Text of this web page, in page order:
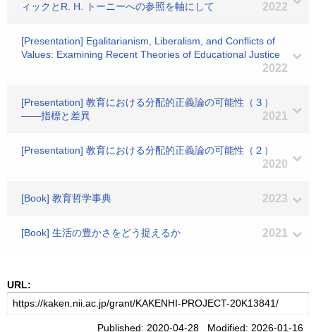
ィックとR. H. トーニーへの参照を軸にして
2022
[Presentation] Egalitarianism, Liberalism, and Conflicts of
Values: Examining Recent Theories of Educational Justice
2022
[Presentation] 教育における分配的正義論の可能性（３）
――指標と差異
2021
[Presentation] 教育における分配的正義論の可能性（２）
2020
[Book] 教育哲学事典 2023
[Book] 生活の豊かさをどう捉えるか 2021
URL:
Published: 2020-04-28 Modified: 2026-01-16